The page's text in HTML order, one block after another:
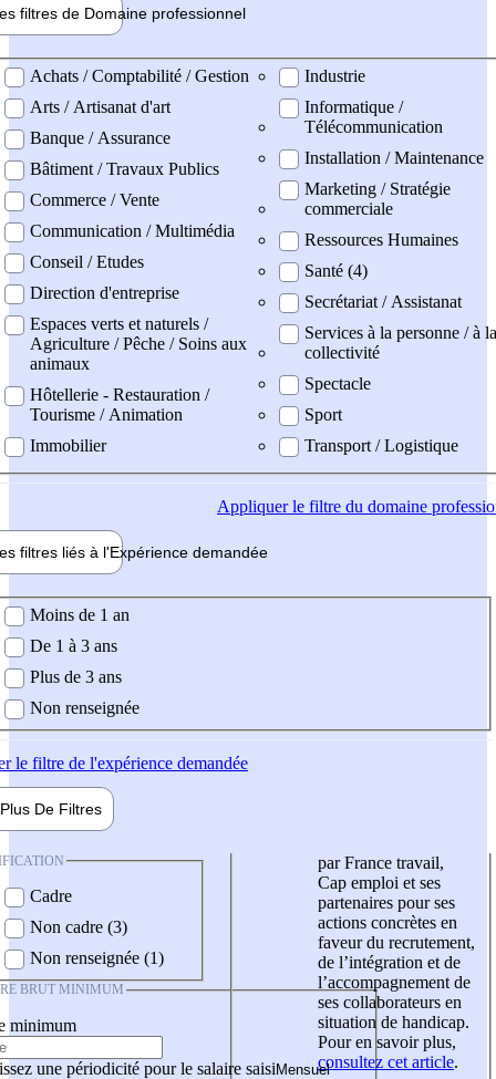
filtres de Domaine professionnel
professionel
Achats / Comptabilité / Gestion
Arts / Artisanat d'art
Banque / Assurance
Bâtiment / Travaux Publics
Commerce / Vente
Communication / Multimédia
Conseil / Etudes
Direction d'entreprise
Espaces verts et naturels /
Agriculture / Pêche / Soins aux
animaux
Hôtellerie - Restauration /
Tourisme / Animation
Immobilier
Industrie
Informatique /
Télécommunication
Installation / Maintenance
Marketing / Stratégie
commerciale
Ressources Humaines
Santé (4)
Secrétariat / Assistanat
Services à la personne / à la
collectivité
Spectacle
Sport
Transport / Logistique
Appliquerle filtre du domaine
filtres liés à l'Expérience demandée
demandée
Moins de 1 an
De 1 à 3 ans
Plus de 3 ans
Non renseignée
le filtre de l'expérience demandée
Plus De Filtres
Cadre
Non cadre (3)
Non renseignée (1)
BRUT MINIMUM
minimum
une périodicité pour le salaire saisi
par France travail,
Cap emploi et ses
partenaires pour ses
actions concrètes en
faveur du recrutement,
de l’intégration et de
l’accompagnement de
ses collaborateurs en
situation de handicap.
Pour en savoir plus,
consultez cet article.